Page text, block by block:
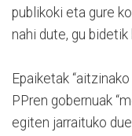
publikoki eta gure
nahi dute, gu bidetik
Epaiketak
PPren gobernuak
egiten jarraituko